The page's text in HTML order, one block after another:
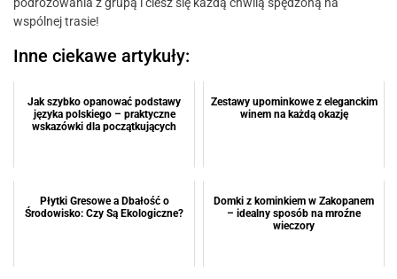
wspólnej trasie!
Inne ciekawe artykuły:
Jak szybko opanować podstawy
języka polskiego – praktyczne
wskazówki dla początkujących
Zestawy upominkowe z eleganckim
winem na każdą okazję
Płytki Gresowe a Dbałość o
Środowisko: Czy Są Ekologiczne?
Domki z kominkiem w Zakopanem
– idealny sposób na mroźne
wieczory